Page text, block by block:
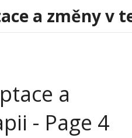
a změny v
a
- Page 4